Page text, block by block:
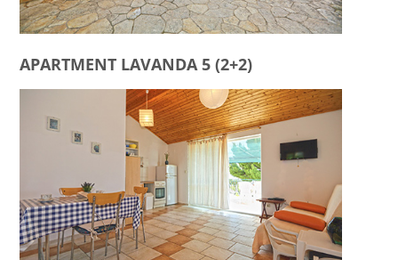
APARTMENT LAVANDA 5 (2+2)